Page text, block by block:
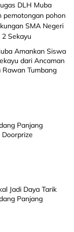
Amankan Siswa
dari Ancaman
Rawan Tumbang
Panjang
Jadi Daya Tarik
Panjang